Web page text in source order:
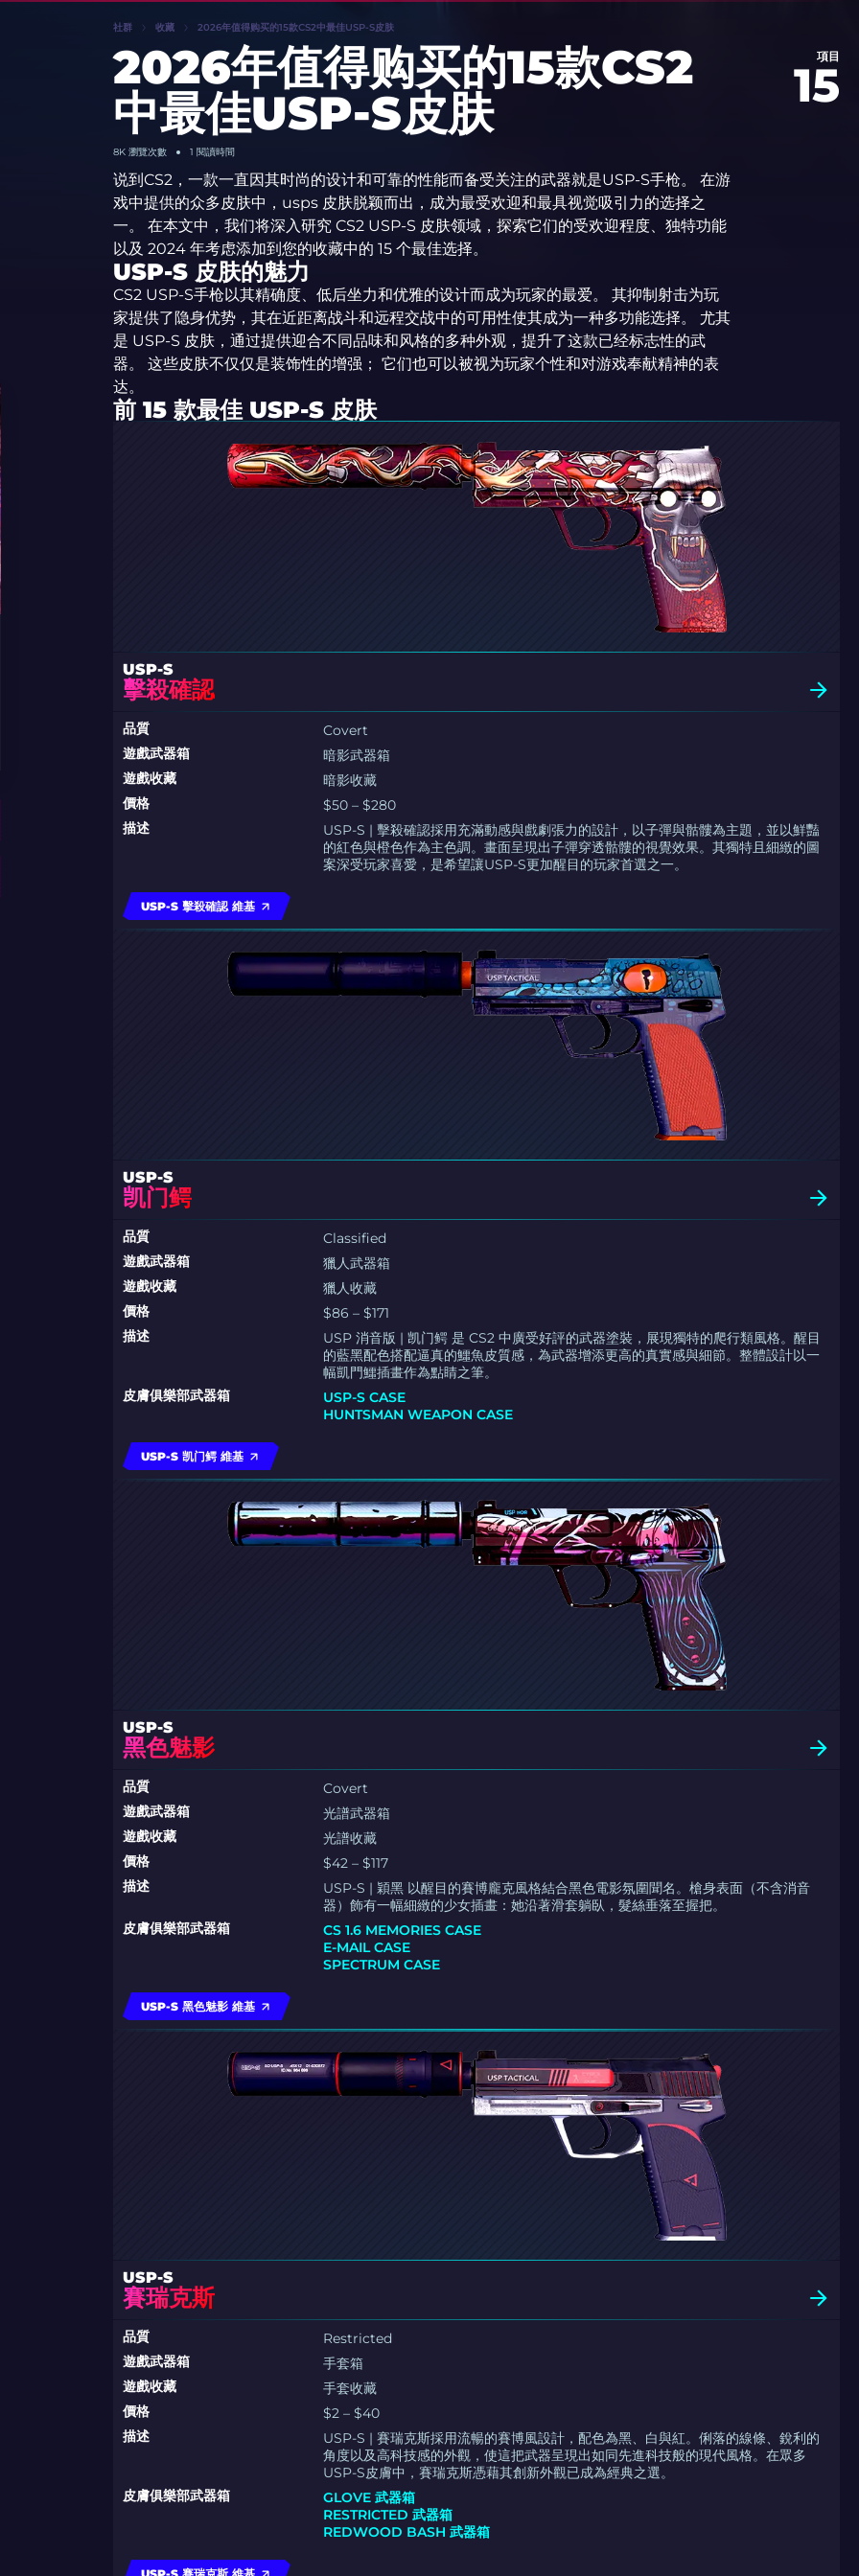
社群 收藏 2026年值得购买的15款CS2中最佳USP-S皮肤
2026年值得购买的15款CS2
中最佳USP-S皮肤
項目
15
8K瀏覽次數 1 閱讀時間
说到CS2，一款一直因其时尚的设计和可靠的性能而备受关注的武器就是USP-S手枪。 在游
戏中提供的众多皮肤中，usps 皮肤脱颖而出，成为最受欢迎和最具视觉吸引力的选择之
一。 在本文中，我们将深入研究 CS2 USP-S 皮肤领域，探索它们的受欢迎程度、独特功能
以及 2024 年考虑添加到您的收藏中的 15 个最佳选择。
USP-S 皮肤的魅力
CS2 USP-S手枪以其精确度、低后坐力和优雅的设计而成为玩家的最爱。 其抑制射击为玩
家提供了隐身优势，其在近距离战斗和远程交战中的可用性使其成为一种多功能选择。 尤其
是 USP-S 皮肤，通过提供迎合不同品味和风格的多种外观，提升了这款已经标志性的武
器。 这些皮肤不仅仅是装饰性的增强； 它们也可以被视为玩家个性和对游戏奉献精神的表
达。
前 15 款最佳 USP-S 皮肤
USP-S
擊殺確認
品質
Covert
遊戲武器箱
暗影武器箱
遊戲收藏
暗影收藏
價格
$50 – $280
描述
USP-S | 擊殺確認採用充滿動感與戲劇張力的設計，以子彈與骷髏為主題，並以鮮豔
的紅色與橙色作為主色調。畫面呈現出子彈穿透骷髏的視覺效果。其獨特且細緻的圖
案深受玩家喜愛，是希望讓USP-S更加醒目的玩家首選之一。
USP-S 擊殺確認 維基
USP-S
凯门鳄
品質
Classified
遊戲武器箱
獵人武器箱
遊戲收藏
獵人收藏
價格
$86 – $171
描述
USP 消音版 | 凯门鳄 是 CS2 中廣受好評的武器塗裝，展現獨特的爬行類風格。醒目
的藍黑配色搭配逼真的鱷魚皮質感，為武器增添更高的真實感與細節。整體設計以一
幅凱門鱷插畫作為點睛之筆。
皮膚俱樂部武器箱
USP-S CASE
HUNTSMAN WEAPON CASE
USP-S 凯门鳄 維基
USP-S
黑色魅影
品質
Covert
遊戲武器箱
光譜武器箱
遊戲收藏
光譜收藏
價格
$42 – $117
描述
USP-S | 穎黑 以醒目的賽博龐克風格結合黑色電影氛圍聞名。槍身表面（不含消音
器）飾有一幅細緻的少女插畫：她沿著滑套躺臥，髮絲垂落至握把。
皮膚俱樂部武器箱
CS 1.6 MEMORIES CASE
E-MAIL CASE
SPECTRUM CASE
USP-S 黑色魅影 維基
USP-S
賽瑞克斯
品質
Restricted
遊戲武器箱
手套箱
遊戲收藏
手套收藏
價格
$2 – $40
描述
USP-S | 賽瑞克斯採用流暢的賽博風設計，配色為黑、白與紅。俐落的線條、銳利的
角度以及高科技感的外觀，使這把武器呈現出如同先進科技般的現代風格。在眾多
USP-S皮膚中，賽瑞克斯憑藉其創新外觀已成為經典之選。
皮膚俱樂部武器箱
GLOVE 武器箱
RESTRICTED 武器箱
REDWOOD BASH 武器箱
USP-S 賽瑞克斯 維基